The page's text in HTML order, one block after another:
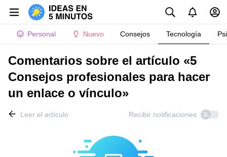
Personal Nuevo Consejos Tecnología
Comentarios sobre el artículo «5
Consejos profesionales para hacer
un enlace o vínculo»
Leer el artículo Recibir notificaciones